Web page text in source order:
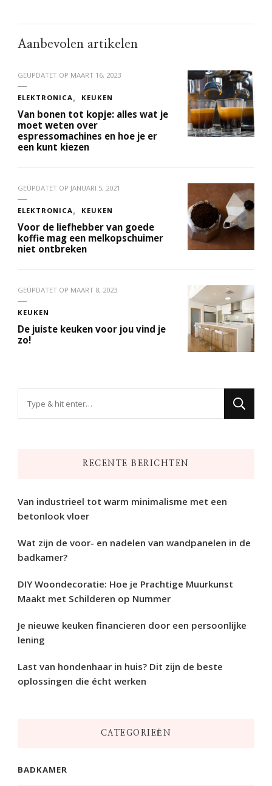
Aanbevolen artikelen
GEÜPDATET OP MAART 16, 2023
ELEKTRONICA KEUKEN
Van bonen tot kopje: alles wat je
moet weten over
espressomachines en hoe je er
een kunt kiezen
GEÜPDATET OP JANUARI 5, 2021
ELEKTRONICA KEUKEN
Voor de liefhebber van goede
koffie mag een melkopschuimer
niet ontbreken
GEÜPDATET OP MAART 8, 2023
KEUKEN
De juiste keuken voor jou vind je
zo!
RECENTE BERICHTEN
Van industrieel tot warm minimalisme met een
betonlook vloer
Wat zijn de voor- en nadelen van wandpanelen in de
badkamer?
DIY Woondecoratie: Hoe je Prachtige Muurkunst
Maakt met Schilderen op Nummer
Je nieuwe keuken financieren door een persoonlijke
lening
Last van hondenhaar in huis? Dit zijn de beste
oplossingen die écht werken
CATEGORIEËN
BADKAMER